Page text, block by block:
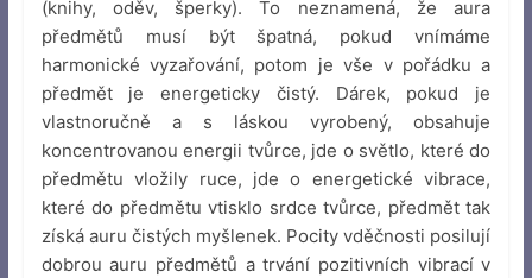
(knihy, oděv, šperky). To neznamená, že aura
předmětů musí být špatná, pokud vnímáme
harmonické vyzařování, potom je vše v pořádku a
předmět je energeticky čistý. Dárek, pokud je
vlastnoručně a s láskou vyrobený, obsahuje
koncentrovanou energii tvůrce, jde o světlo, které do
předmětu vložily ruce, jde o energetické vibrace,
které do předmětu vtisklo srdce tvůrce, předmět tak
získá auru čistých myšlenek. Pocity vděčnosti posilují
dobrou auru předmětů a trvání pozitivních vibrací v